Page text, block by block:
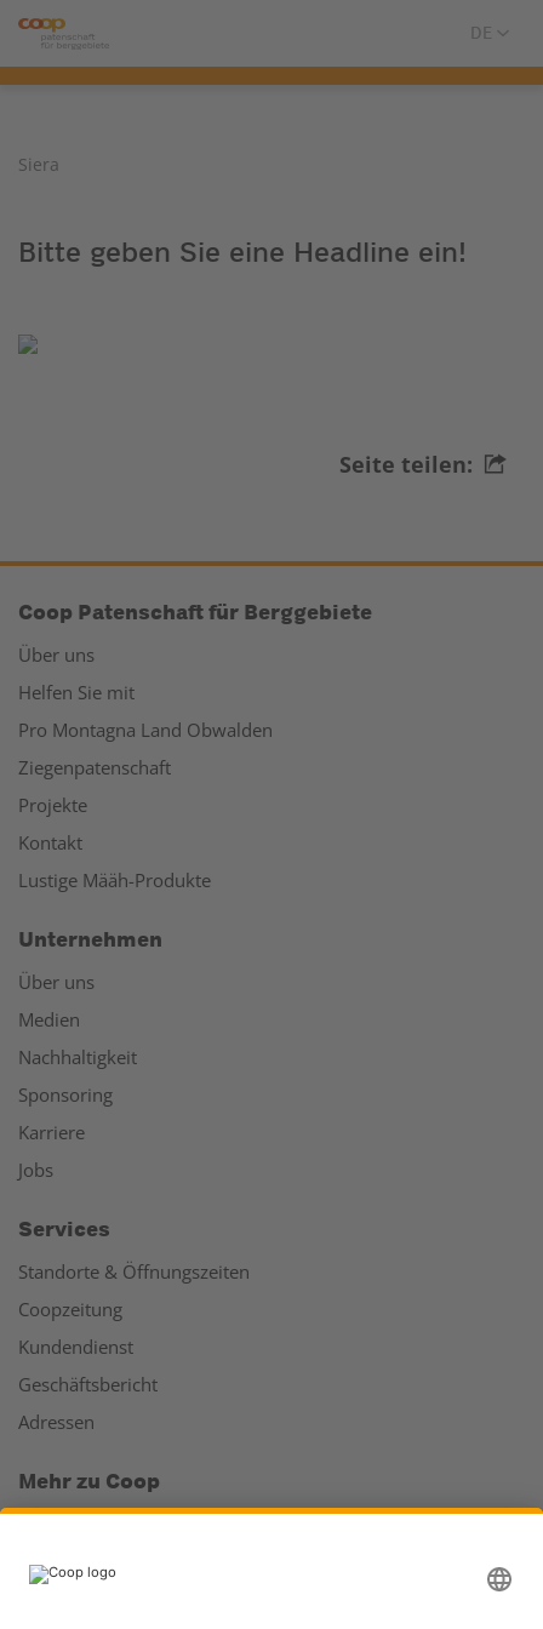
Siera
Bitte geben Sie eine Headline ein!
Seite teilen:
Coop Patenschaft für Berggebiete
Über uns
Helfen Sie mit
Pro Montagna Land Obwalden
Ziegenpatenschaft
Projekte
Kontakt
Lustige Määh-Produkte
Unternehmen
Über uns
Medien
Nachhaltigkeit
Sponsoring
Karriere
Jobs
Services
Standorte & Öffnungszeiten
Coopzeitung
Kundendienst
Geschäftsbericht
Adressen
Mehr zu Coop
Läden & Services